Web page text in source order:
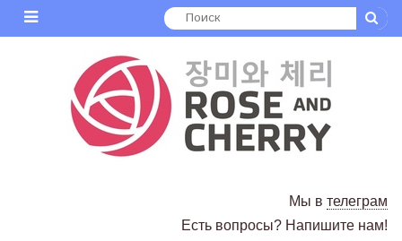
Мы в телеграм
Есть вопросы? Напишите нам!